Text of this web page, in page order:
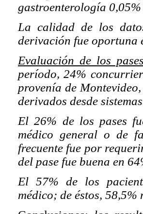
gastroenterología
La calidad de los
derivación fue oportuna
Evaluación de los
período, 24%
provenía de
derivados desde
El 26% de los pases
médico general o de
frecuente fue por
del pase fue buena en
El 57% de los
médico; de éstos,